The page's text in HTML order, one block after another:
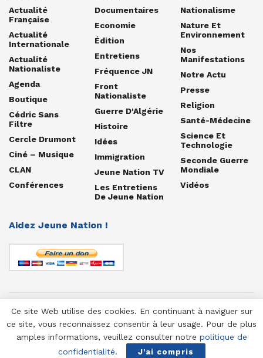
Actualité
Française
Actualité
Internationale
Actualité
Nationaliste
Agenda
Boutique
Cédric Sans
Filtre
Cercle Drumont
Ciné – Musique
CLAN
Conférences
Documentaires
Economie
Édition
Entretiens
Fréquence JN
Front
Nationaliste
Guerre D'Algérie
Histoire
Idées
Immigration
Jeune Nation TV
Les Entretiens
De Jeune Nation
Nationalisme
Nature Et
Environnement
Nos
Manifestations
Notre Actu
Presse
Religion
Santé-Médecine
Science Et
Technologie
Seconde Guerre
Mondiale
Vidéos
Aidez Jeune Nation !
© 1958-2025 Jeune Nation
Ce site Web utilise des cookies. En continuant à naviguer sur
ce site, vous reconnaissez consentir à leur usage. Pour de plus
amples informations, veuillez consulter notre politique de
confidentialité. J'ai compris